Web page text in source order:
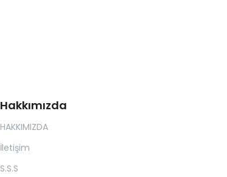
Hakkımızda
HAKKIMIZDA
İletişim
S.S.S